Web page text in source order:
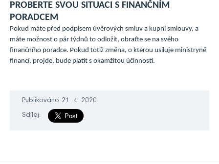
PROBERTE SVOU SITUACI S FINANČNÍM
PORADCEM
Pokud máte před podpisem úvěrových smluv a kupní smlouvy, a
máte možnost o pár týdnů to odložit, obraťte se na svého
finančního poradce. Pokud totiž změna, o kterou usiluje ministryně
financí, projde, bude platit s okamžitou účinností.
Publikováno 21. 4. 2020
Sdílej: